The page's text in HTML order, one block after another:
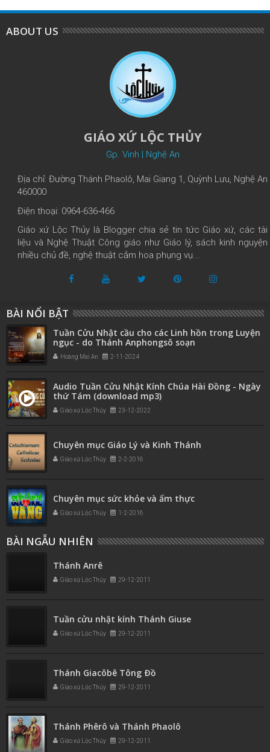
ABOUT US
GIÁO XỨ LỘC THỦY
Gp. Vinh | Nghệ An
Địa chỉ: Đường Thánh Phaolô, Mai Giang 1, Quỳnh Lưu, Nghệ An
460000
Điện thoại: 0964-636-466
Giáo xứ Lộc Thủy là Blogger chia sẻ tin tức Giáo xứ, các tài
liệu và Nghệ Thuật Công giáo như Giáo lý, sách kinh nguyện
nhiều chủ đề, nghệ thuật cắm hoa phụng vụ...
BÀI NỔI BẬT
Tuần Cửu Nhật cầu cho các Linh hồn trong Luyện
ngục - do Thánh Anphongsô soạn
Hoàng Mai An 2-11-2024
Audio Tuần Cửu Nhật Kính Chúa Hài Đồng - Ngày
thứ Tám (download mp3)
Giáo xứ Lộc Thủy 23-12-2022
Chuyên mục Giáo Lý và Kinh Thánh
Giáo xứ Lộc Thủy 2-2-2016
Chuyên mục sức khỏe và ẩm thực
Giáo xứ Lộc Thủy 1-2-2016
BÀI NGẪU NHIÊN
Thánh Anrê
Giáo xứ Lộc Thủy 29-12-2011
Tuần cửu nhật kính Thánh Giuse
Giáo xứ Lộc Thủy 29-12-2011
Thánh Giacôbê Tông Ðồ
Giáo xứ Lộc Thủy 29-12-2011
Thánh Phêrô và Thánh Phaolô
Giáo xứ Lộc Thủy 29-12-2011